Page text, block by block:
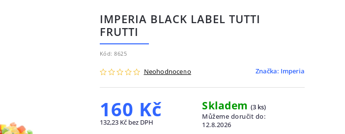
IMPERIA BLACK LABEL TUTTI
FRUTTI
Kód: 8625
Neohodnoceno Značka: Imperia
160 Kč
132,23 Kč bez DPH
Skladem(3 ks)
Můžeme doručit do:
12.8.2026